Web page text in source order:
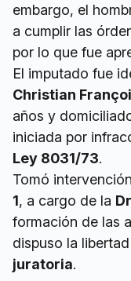
embargo, el
a cumplir las
por lo que fue
El imputado fue
Christian
años y
iniciada por
Ley 8031/73.
Tomó
1, a cargo de la
formación de las
dispuso la
juratoria.